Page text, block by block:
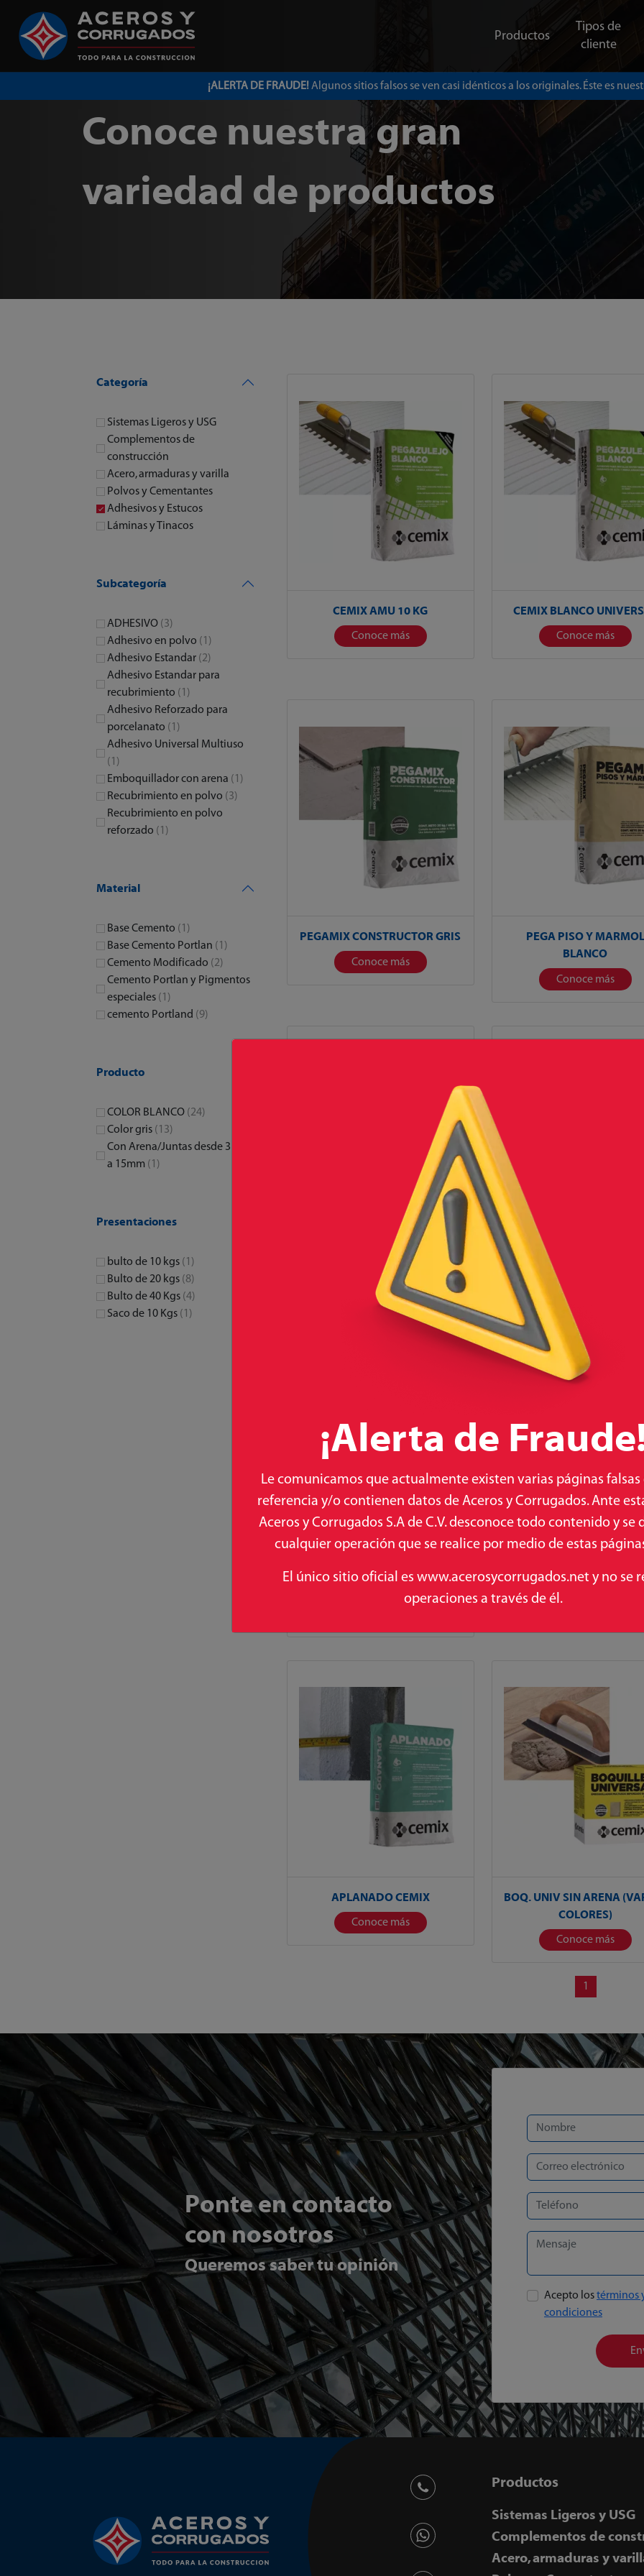
Productos
Tipos de
cliente
¡ALERTA DE FRAUDE!Algunos sitios falsos se ven casi idénticos a los originales. Éste es
Conoce nuestra gran
variedad de productos
Categoría
Sistemas Ligeros y USG
Complementos de
construcción
Acero, armaduras y varilla
Polvos y Cementantes
Adhesivos y Estucos
Láminas y Tinacos
Subcategoría
ADHESIVO (3)
Adhesivo en polvo (1)
Adhesivo Estandar (2)
Adhesivo Estandar para
recubrimiento (1)
Adhesivo Reforzado para
porcelanato (1)
Adhesivo Universal Multiuso
(1)
Emboquillador con arena (1)
Recubrimiento en polvo (3)
Recubrimiento en polvo
reforzado (1)
Material
Base Cemento (1)
Base Cemento Portlan (1)
Cemento Modificado (2)
Cemento Portlan y Pigmentos
especiales (1)
cemento Portland (9)
Producto
COLOR BLANCO (24)
Color gris (13)
Con Arena/Juntas desde 3 mm
a 15mm (1)
Presentaciones
bulto de 10 kgs (1)
Bulto de 20 kgs (8)
Bulto de 40 Kgs (4)
Saco de 10 Kgs (1)
CEMIX AMU 10 KG
Conoce más
CEMIX BLANCO
Conoce más
PEGAMIX CONSTRUCTOR GRIS
Conoce más
PEGA PISO Y MARMOL
BLANCO
Conoce más
CEMIX PEGAZULEJO BLANCO
Conoce más
CEMIX PEGAZULEJO
Conoce más
CEMIX ADEBLOK
CEMIX ADEBLOK EM
Conoce más
APLANADO CEMIX
Conoce más
BOQ. UNIV SIN ARENA
COLORES)
Conoce más
1
Ponte en contacto
con nosotros
Queremos saber tu opinión
Acepto lostérminos
condiciones
Productos
Sistemas Ligeros y USG
Complementos de
Acero, armaduras y
¡Alerta de
Le comunicamos que actualmente existen varias páginas falsas
referencia y/o contienen datos de Aceros y Corrugados. Ante
Aceros y Corrugados S.A de C.V. desconoce todo contenido y se
cualquier operación que se realice por medio de estas
El único sitio oficial es www.acerosycorrugados.net y no se
operaciones a través de él.